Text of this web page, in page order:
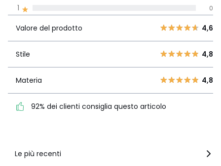
1 0
2
3 1
4
5 4,6
questo articolo
1 0
Valore del prodotto 4,6
Stile 4,8
Materia 4,8
92% dei clienti consiglia questo articolo
Le più recenti